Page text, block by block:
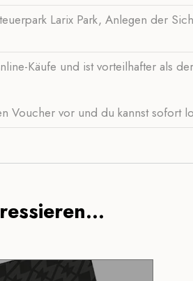
Larix Park, Anlegen der
Käufe und ist vorteilhafter als
Voucher vor und du kannst sofort